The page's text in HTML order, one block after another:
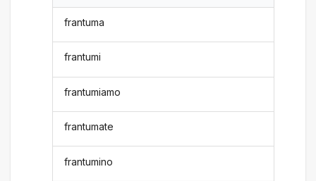
frantuma
frantumi
frantumiamo
frantumate
frantumino